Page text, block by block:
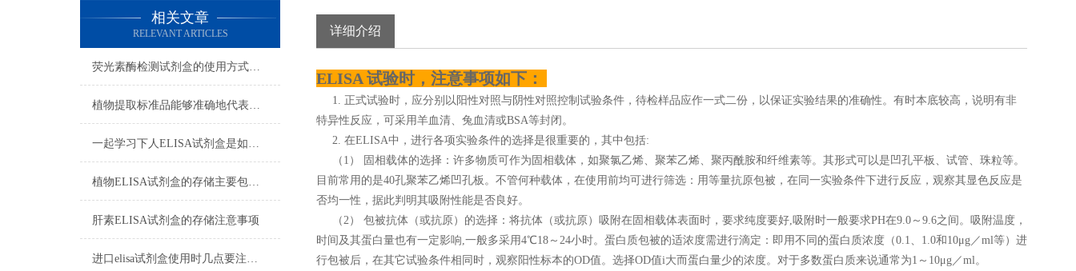
相关文章
RELEVANT ARTICLES
荧光素酶检测试剂盒的使用方式可别说不知道
植物提取标准品能够准确地代表植物中的某种特定成分
一起学习下人ELISA试剂盒是如何储存的
植物ELISA试剂盒的存储主要包括以下几个方面
肝素ELISA试剂盒的存储注意事项
进口elisa试剂盒使用时几点要注意的地方
详细介绍
ELISA 试验时，注意事项如下：
1. 正式试验时，应分别以阳性对照与阴性对照控制试验条件，待检样品应作一式二份，以保证实验结果的准确性。有时本底较高，说明有非
特异性反应，可采用羊血清、兔血清或BSA等封闭。
2. 在ELISA中，进行各项实验条件的选择是很重要的，其中包括:
（1） 固相载体的选择：许多物质可作为固相载体，如聚氯乙烯、聚苯乙烯、聚丙酰胺和纤维素等。其形式可以是凹孔平板、试管、珠粒等。
目前常用的是40孔聚苯乙烯凹孔板。不管何种载体，在使用前均可进行筛选：用等量抗原包被，在同一实验条件下进行反应，观察其显色反应是
否均一性，据此判明其吸附性能是否良好。
（2） 包被抗体（或抗原）的选择：将抗体（或抗原）吸附在固相载体表面时，要求纯度要好,吸附时一般要求PH在9.0～9.6之间。吸附温度，
时间及其蛋白量也有一定影响,一般多采用4℃18～24小时。蛋白质包被的适浓度需进行滴定：即用不同的蛋白质浓度（0.1、1.0和10μg／ml等）进
行包被后，在其它试验条件相同时，观察阳性标本的OD值。选择OD值i大而蛋白量少的浓度。对于多数蛋白质来说通常为1～10μg／ml。